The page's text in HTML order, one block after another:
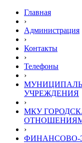
Главная
›
Администрация
›
Контакты
›
Телефоны
›
УЧРЕЖДЕНИЯ
›
МКУ
›
ФИНАНСОВО-